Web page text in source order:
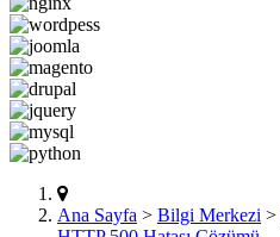
Ana Sayfa > Bilgi Merkezi >